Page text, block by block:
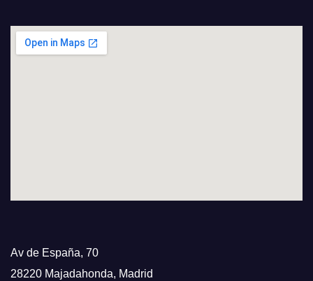
Av de España, 70
28220 Majadahonda, Madrid